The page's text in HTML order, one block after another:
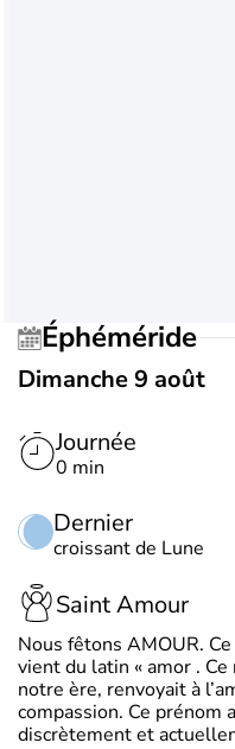
Éphéméride
Dimanche 9 août
Journée
0 min
Dernier
croissant de Lune
Saint Amour
Nous fêtons AMOUR.
vient du latin « amor .
notre ère, renvoyait à
compassion. Ce prénom
discrètement et